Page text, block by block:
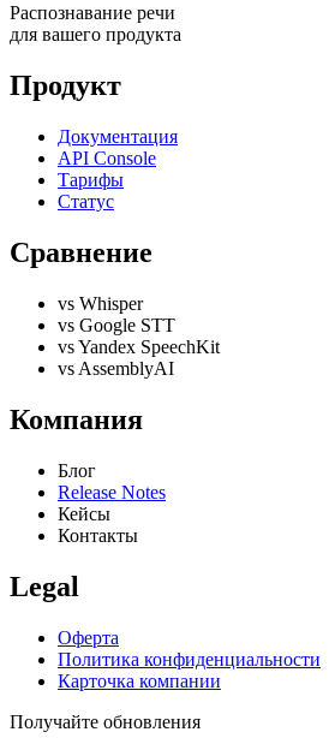
Распознавание речи
для вашего продукта
Продукт
Документация
API Console
Тарифы
Статус
Сравнение
vs Whisper
vs Google STT
vs Yandex SpeechKit
vs AssemblyAI
Компания
Блог
Release Notes
Кейсы
Контакты
Legal
Оферта
Политика конфиденциальности
Карточка компании
Получайте обновления